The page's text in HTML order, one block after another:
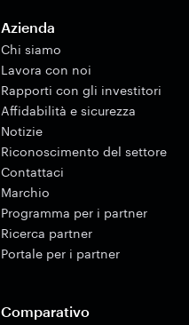
Azienda
Chi siamo
Lavora con noi
Rapporti con gli investitori
Affidabilità e sicurezza
Notizie
Riconoscimento del settore
Contattaci
Marchio
Programma per i partner
Ricerca partner
Portale per i partner
Comparativo